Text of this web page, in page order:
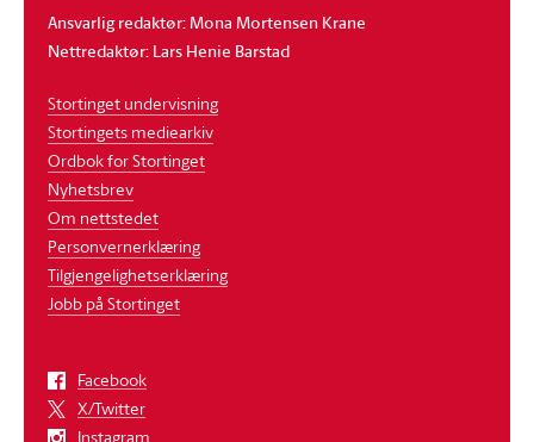
Ansvarlig redaktør: Mona Mortensen Krane
Nettredaktør: Lars Henie Barstad
Stortinget undervisning
Stortingets mediearkiv
Ordbok for Stortinget
Nyhetsbrev
Om nettstedet
Personvernerklæring
Tilgjengelighetserklæring
Jobb på Stortinget
Facebook
X/Twitter
Instagram